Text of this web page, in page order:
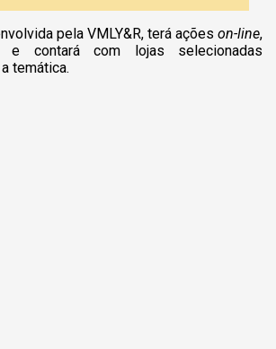
pela VMLY&R, terá ações on-line,
contará com lojas selecionadas
temática.